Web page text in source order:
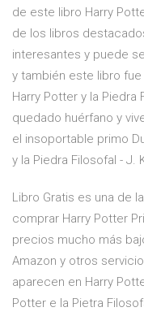
de este libro Harry
de los libros
interesantes y puede
y también este libro
Harry Potter y la Piedra
quedado huérfano y
el insoportable primo
y la Piedra Filosofal - J.
Libro Gratis es una de
comprar Harry Potter
precios mucho más
Amazon y otros
aparecen en Harry
Potter e la Pietra